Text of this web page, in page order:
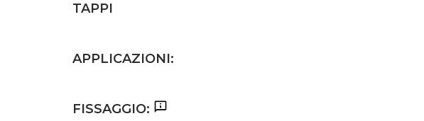
TAPPI
APPLICAZIONI:
FISSAGGIO: